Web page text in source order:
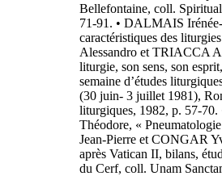
Bellefontaine, coll.
71-91. • DALMAIS
caractéristiques des
Alessandro et TRIACCA
liturgie, son sens, son
semaine d’études
(30 juin- 3 juillet 1981),
liturgiques, 1982, p. 57-
Théodore, «
Jean-Pierre et CONGAR
après Vatican II, bilans,
du Cerf, coll. Unam